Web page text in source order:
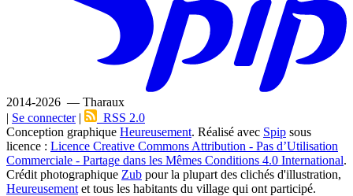
2014-2026 — Tharaux
| Se connecter|
RSS 2.0
Conception graphique Heureusement. Réalisé avec Spip sous
licence : Licence Creative Commons Attribution - Pas d’Utilisation
Commerciale - Partage dans les Mêmes Conditions 4.0 International.
Crédit photographique Zub pour la plupart des clichés d'illustration,
Heureusement et tous les habitants du village qui ont participé.